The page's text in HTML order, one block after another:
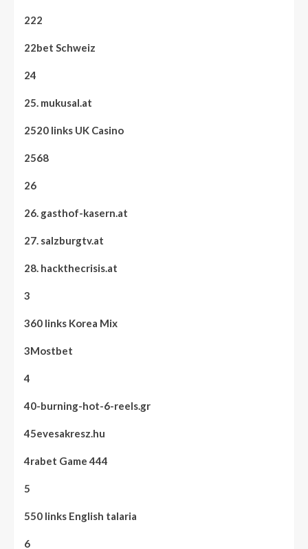
222
22bet Schweiz
24
25. mukusal.at
2520 links UK Casino
2568
26
26. gasthof-kasern.at
27. salzburgtv.at
28. hackthecrisis.at
3
360 links Korea Mix
3Mostbet
4
40-burning-hot-6-reels.gr
45evesakresz.hu
4rabet Game 444
5
550 links English talaria
6